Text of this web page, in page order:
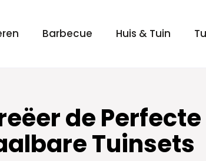
Barbecue Huis & Tuin
de
Tuinsets